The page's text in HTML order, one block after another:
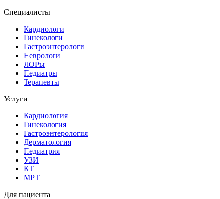
Специалисты
Кардиологи
Гинекологи
Гастроэнтерологи
Неврологи
ЛОРы
Педиатры
Терапевты
Услуги
Кардиология
Гинекология
Гастроэнтерология
Дерматология
Педиатрия
УЗИ
КТ
МРТ
Для пациента